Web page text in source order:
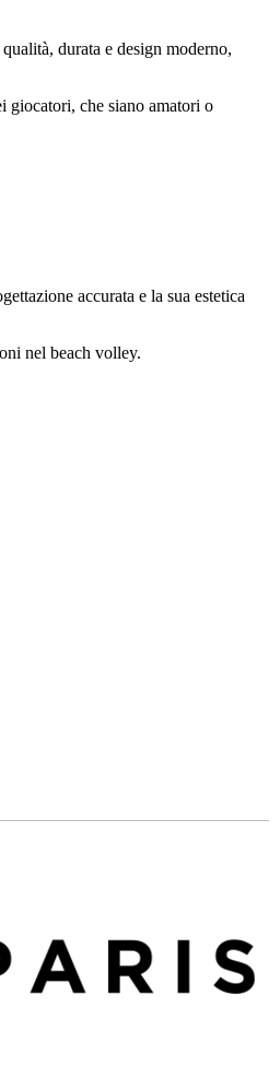
durata e design moderno,
giocatori, che siano amatori o
accurata e la sua estetica
nel beach volley.